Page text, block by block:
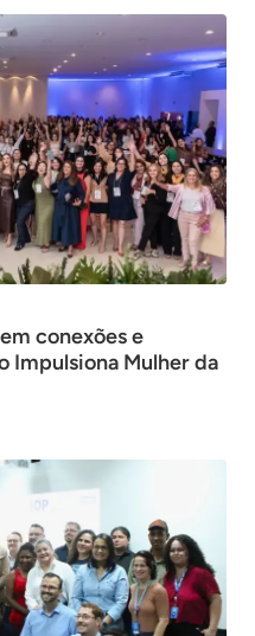
conexões e
Impulsiona Mulher da